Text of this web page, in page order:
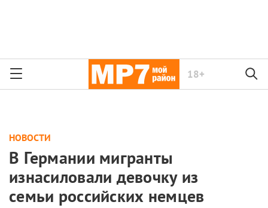
18+
НОВОСТИ
В Германии мигранты
изнасиловали девочку из
семьи российских немцев